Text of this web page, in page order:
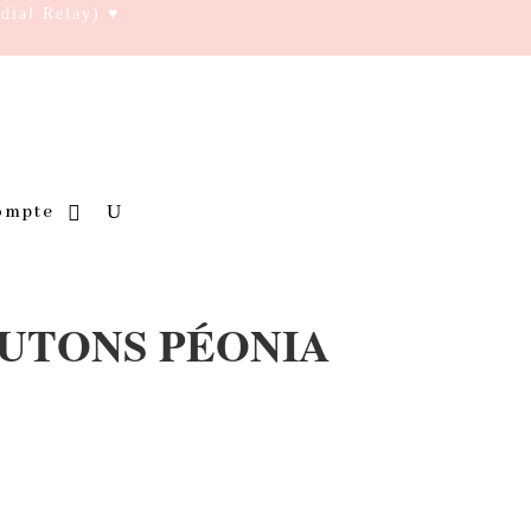
Relay) ♥
PÉONIA